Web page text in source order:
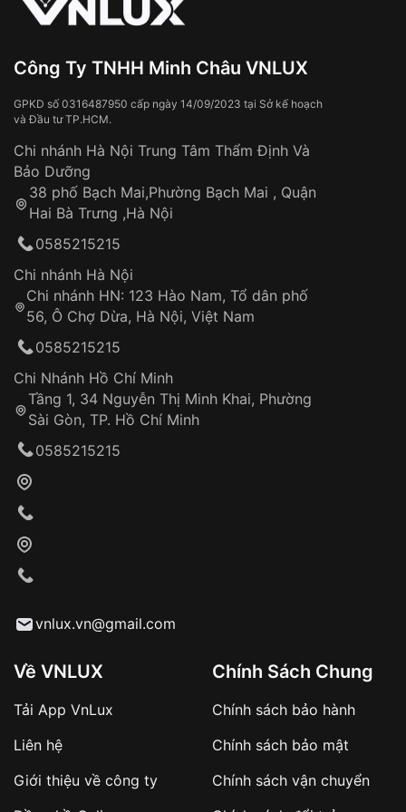
năng khác nhau.
Cập nhật cácmẫu đồng hồ bán chạy nhấttừ các
Rolex, Omega... Tham khảo các tạp chí thời trang,
xu hướng thịnh hành.
3. Phân loại đồng hồ
Theo thương hiệu: Lựa chọn thương hiệu yêu
thích với chất lượng và uy tín đảm bảo.
hợp nhu cầu như chống nước, bấm giờ, theo dõi
sức khỏe,...
Theo chất liệu: Dây da, kim loại, mặt kính
Sapphire,... mỗi chất liệu đều mang lại vẻ đẹp và
Top thương hiệu đồng hồ bán chạy nhất tại
Vnlux
Dưới đây là danh sách 5 thương hiệu
chạy nhất
Casio AE-1200WHD-1AVDF
Công Ty TNHH Minh Châu VNLUX
GPKD số 0316487950 cấp ngày 14/09/2023 tại Sở kế hoạch
và Đầu tư TP.HCM.
Chi nhánh Hà Nội Trung Tâm Thẩm Định Và
Bảo Dưỡng
38 phố Bạch Mai,Phường Bạch Mai , Quận
Hai Bà Trưng ,Hà Nội
0585215215
Chi nhánh Hà Nội
Chi nhánh HN: 123 Hào Nam, Tổ dân phố
56, Ô Chợ Dừa, Hà Nội, Việt Nam
0585215215
Chi Nhánh Hồ Chí Minh
Tầng 1, 34 Nguyễn Thị Minh Khai, Phường
Sài Gòn, TP. Hồ Chí Minh
0585215215
vnlux.vn@gmail.com
Về VNLUX
Tải App VnLux
Liên hệ
Giới thiệu về công ty
Chính Sách Chung
Chính sách bảo hành
Chính sách bảo mật
Chính sách vận chuyển